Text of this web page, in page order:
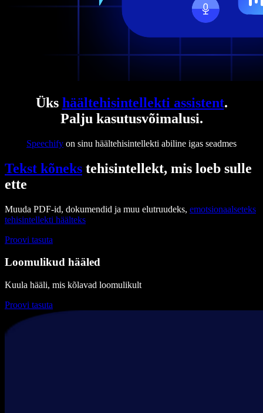
Üks häältehisintellekti assistent.
Palju kasutusvõimalusi.
Speechify on sinu häältehisintellekti abiline igas seadmes
Tekst kõneks tehisintellekt, mis loeb sulle
ette
Muuda PDF-id, dokumendid ja muu elutruudeks, emotsionaalseteks
tehisintellekti häälteks
Proovi tasuta
Loomulikud hääled
Kuula hääli, mis kõlavad loomulikult
Proovi tasuta